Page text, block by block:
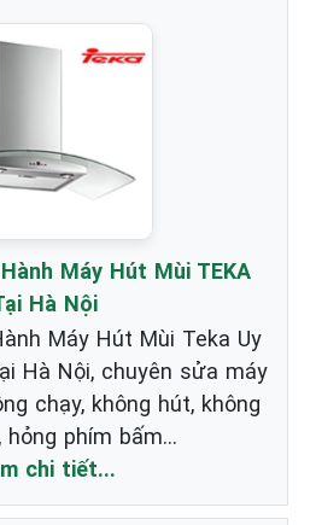
Máy Hút Mùi TEKA
Hà Nội
Máy Hút Mùi Teka Uy
Hà Nội, chuyên sửa máy
chạy, không hút, không
hỏng phím bấm...
chi tiết...